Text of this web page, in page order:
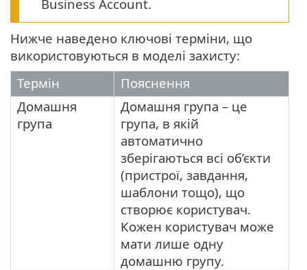
Business Account.
Нижче наведено ключові терміни, що
використовуються в моделі захисту:
Термін
Пояснення
Домашня
група
Домашня група – це
група, в якій
автоматично
зберігаються всі об’єкти
(пристрої, завдання,
шаблони тощо), що
створює користувач.
Кожен користувач може
мати лише одну
домашню групу.